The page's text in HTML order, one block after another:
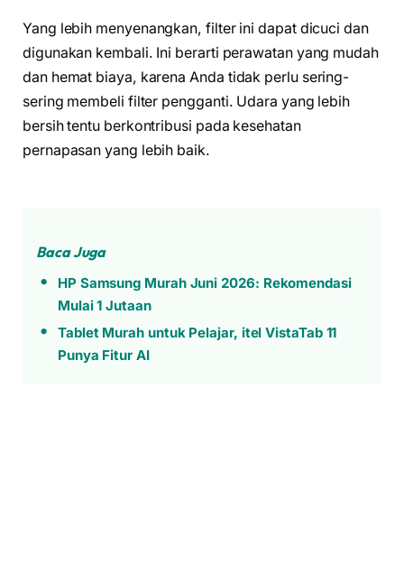
Yang lebih menyenangkan, filter ini dapat dicuci dan
digunakan kembali. Ini berarti perawatan yang mudah
dan hemat biaya, karena Anda tidak perlu sering-
sering membeli filter pengganti. Udara yang lebih
bersih tentu berkontribusi pada kesehatan
pernapasan yang lebih baik.
Baca Juga
HP Samsung Murah Juni 2026: Rekomendasi
Mulai 1 Jutaan
Tablet Murah untuk Pelajar, itel VistaTab 11
Punya Fitur AI